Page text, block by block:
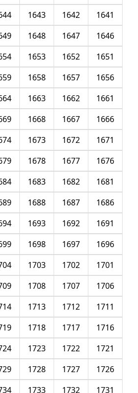
1641
1642
1643
1646
1647
1648
1651
1652
1653
1656
1657
1658
1661
1662
1663
1666
1667
1668
1671
1672
1673
1676
1677
1678
1681
1682
1683
1686
1687
1688
1691
1692
1693
1696
1697
1698
1701
1702
1703
1706
1707
1708
1711
1712
1713
1716
1717
1718
1721
1722
1723
1726
1727
1728
1731
1732
1733